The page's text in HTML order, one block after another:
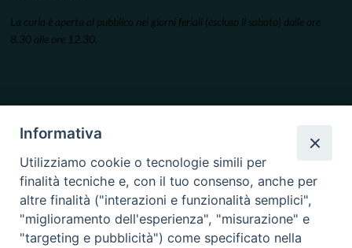
La curia è aperta al pubblico nei giorni feriali (escluso il sabato) dalle ore
8.30 alle ore 12.30.
Informativa
Utilizziamo cookie o tecnologie simili per
finalità tecniche e, con il tuo consenso, anche per
altre finalità ("interazioni e funzionalità semplici",
"miglioramento dell'esperienza", "misurazione" e
"targeting e pubblicità") come specificato nella